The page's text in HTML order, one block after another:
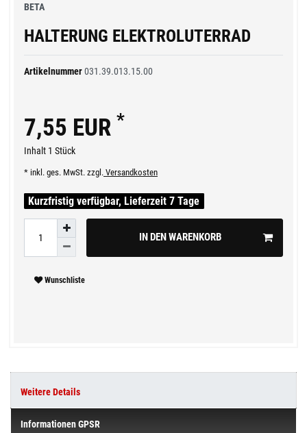
BETA
HALTERUNG ELEKTROLUTERRAD
Artikelnummer031.39.013.15.00
7,55 EUR *
Inhalt 1 Stück
* inkl. ges. MwSt. zzgl. Versandkosten
Kurzfristig verfügbar, Lieferzeit 7 Tage
IN DEN WARENKORB
Wunschliste
Weitere Details
Informationen GPSR